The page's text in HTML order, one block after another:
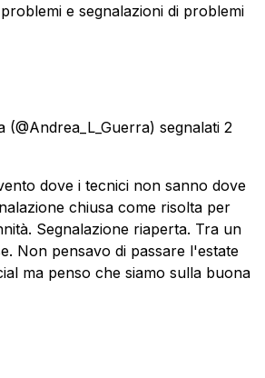
e segnalazioni di problemi
(@Andrea_L_Guerra) segnalati 2
dove i tecnici non sanno dove
chiusa come risolta per
Segnalazione riaperta. Tra un
Non pensavo di passare l'estate
ma penso che siamo sulla buona